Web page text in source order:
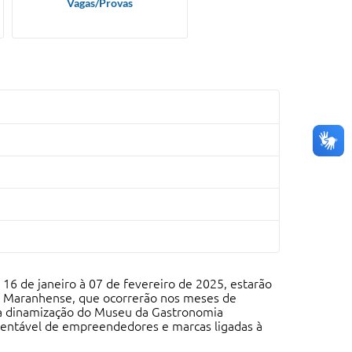
Vagas/Provas
de janeiro à 07 de fevereiro de 2025, estarão
que ocorrerão nos meses de
do Museu da Gastronomia
de empreendedores e marcas ligadas à